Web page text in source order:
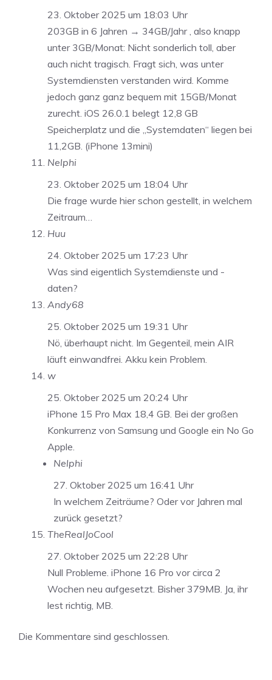
23. Oktober 2025 um 18:03 Uhr
203GB in 6 Jahren → 34GB/Jahr , also knapp
unter 3GB/Monat: Nicht sonderlich toll, aber
auch nicht tragisch. Fragt sich, was unter
Systemdiensten verstanden wird. Komme
jedoch ganz ganz bequem mit 15GB/Monat
zurecht. iOS 26.0.1 belegt 12,8 GB
Speicherplatz und die „Systemdaten“ liegen bei
11,2GB. (iPhone 13mini)
Nelphi
23. Oktober 2025 um 18:04 Uhr
Die frage wurde hier schon gestellt, in welchem
Zeitraum…
Huu
24. Oktober 2025 um 17:23 Uhr
Was sind eigentlich Systemdienste und -
daten?
Andy68
25. Oktober 2025 um 19:31 Uhr
Nö, überhaupt nicht. Im Gegenteil, mein AIR
läuft einwandfrei. Akku kein Problem.
w
25. Oktober 2025 um 20:24 Uhr
iPhone 15 Pro Max 18,4 GB. Bei der großen
Konkurrenz von Samsung und Google ein No Go
Apple.
Nelphi
27. Oktober 2025 um 16:41 Uhr
In welchem Zeiträume? Oder vor Jahren mal
zurück gesetzt?
TheRealJoCool
27. Oktober 2025 um 22:28 Uhr
Null Probleme. iPhone 16 Pro vor circa 2
Wochen neu aufgesetzt. Bisher 379MB. Ja, ihr
lest richtig, MB.
Die Kommentare sind geschlossen.